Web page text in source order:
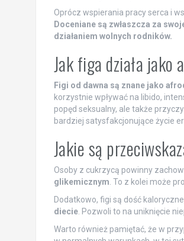
Oprócz wspierania pracy serca i
Doceniane są zwłaszcza za
działaniem wolnych rodników.
Jak figa działa
Figi od dawna są znane jako
korzystnie wpływać na libido,
popęd seksualny, ale także
bardziej satysfakcjonujące życie
Jakie są
Osoby z cukrzycą powinny
glikemicznym . To z kolei może
Dodatkowo, figi są dość
diecie. Pozwoli to na uniknięcie
Warto również pamiętać, że w